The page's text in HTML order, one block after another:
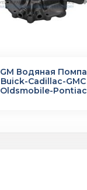
GM Водяная Помпа
Buick-Cadillac-GMC
Oldsmobile-Pontiac